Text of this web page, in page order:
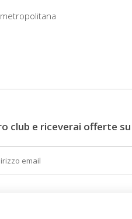
club e riceverai offerte